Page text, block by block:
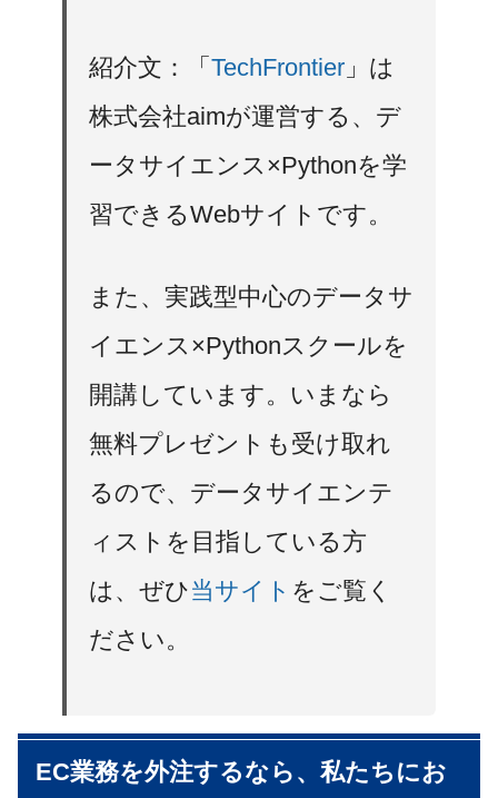
紹介文：「 TechFrontier 」は
株式会社aimが運営する、デ
ータサイエンス×Pythonを学
習できるWebサイトです。
また、実践型中心のデータサ
イエンス×Pythonスクールを
開講しています。いまなら
無料プレゼントも受け取れ
るので、データサイエンテ
ィストを目指している方
は、ぜひ当サイト をご覧く
ださい。
EC業務を外注するなら、私たちにお